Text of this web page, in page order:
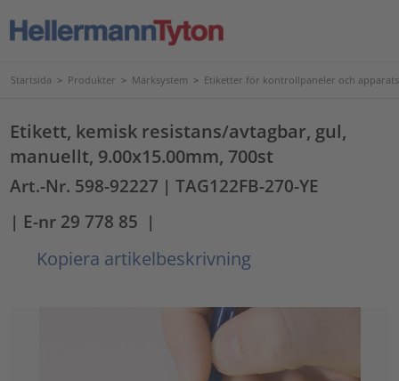
Startsida > Produkter > Märksystem > Etiketter för kontrollpaneler och
Etikett, kemisk resistans/avtagbar, gul,
manuellt, 9.00x15.00mm, 700st
Art.-Nr. 598-92227 | TAG122FB-270-YE
| E-nr 29 778 85 |
Kopiera artikelbeskrivning